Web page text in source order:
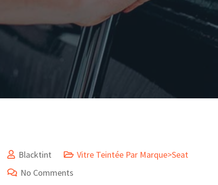
Blacktint
Vitre Teintée Par Marque>Seat
No Comments